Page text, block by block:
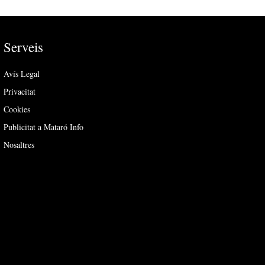
Serveis
Avís Legal
Privacitat
Cookies
Publicitat a Mataró Info
Nosaltres